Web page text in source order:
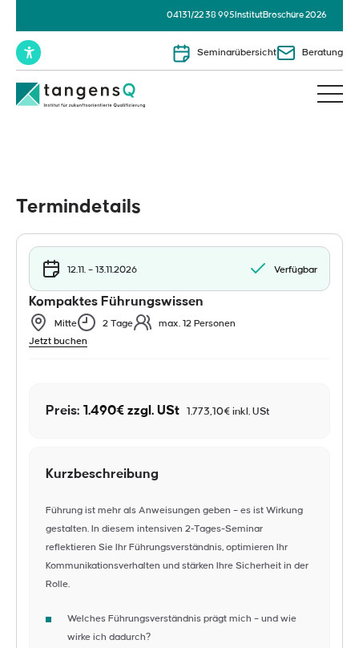
04131/22 38 995 InstitutBroschüre 2026
Seminarübersicht Beratung
Termindetails
12.11. – 13.11.2026 Verfügbar
Kompaktes Führungswissen
Mitte 2 Tage
max. 12 Personen
Jetzt buchen
Preis: 1.490€ zzgl. USt 1.773,10€ inkl. USt
Kurzbeschreibung
Führung ist mehr als Anweisungen geben – es ist Wirkung
gestalten. In diesem intensiven 2‑Tages-Seminar
reflektieren Sie Ihr Führungsverständnis, optimieren Ihr
Kommunikationsverhalten und stärken Ihre Sicherheit in der
Rolle.
Welches Führungsverständnis prägt mich – und wie
wirke ich dadurch?